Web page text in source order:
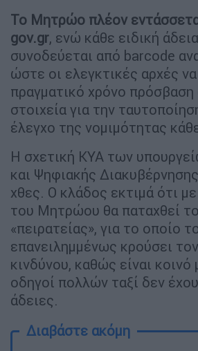
Το Μητρώο πλέον
gov.gr, ενώ κάθε ειδική
συνοδεύεται από barcode
ώστε οι ελεγκτικές αρχές
πραγματικό χρόνο
στοιχεία για την
έλεγχο της νομιμότητας
Η σχετική ΚΥΑ των
και Ψηφιακής
χθες. Ο κλάδος εκτιμά ότι
του Μητρώου θα παταχθεί
«πειρατείας», για το οποίο
επανειλημμένως κρούσει
κινδύνου, καθώς είναι
οδηγοί πολλών ταξί δεν
άδειες.
Διαβάστε ακόμη